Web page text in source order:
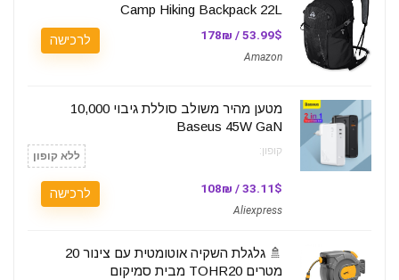
Camp Hiking Backpack 22L
53.99$ / 178₪
Amazon
לרכישה
מטען מהיר משולב סוללת גיבוי 10,000
Baseus 45W GaN
קופון: ללא קופון
33.11$ / 108₪
Aliexpress
לרכישה
🚿 גלגלת השקיה אוטומטית עם צינור 20
מטרים TOHR20 מבית סמיקום